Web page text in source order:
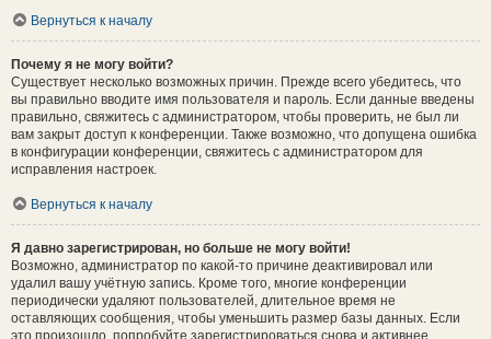
Вернуться к началу
Почему я не могу войти?
Существует несколько возможных причин. Прежде всего убедитесь, что
вы правильно вводите имя пользователя и пароль. Если данные введены
правильно, свяжитесь с администратором, чтобы проверить, не был ли
вам закрыт доступ к конференции. Также возможно, что допущена ошибка
в конфигурации конференции, свяжитесь с администратором для
исправления настроек.
Вернуться к началу
Я давно зарегистрирован, но больше не могу войти!
Возможно, администратор по какой-то причине деактивировал или
удалил вашу учётную запись. Кроме того, многие конференции
периодически удаляют пользователей, длительное время не
оставляющих сообщения, чтобы уменьшить размер базы данных. Если
это произошло, попробуйте зарегистрироваться снова и активнее